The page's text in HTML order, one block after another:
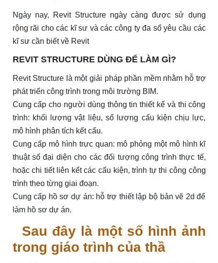
Ngày nay, Revit Structure ngày càng được sử dụng
rộng rãi cho các kĩ sư và các công ty đa số yêu cầu các
kĩ sư cần biết về Revit
REVIT STRUCTURE DÙNG ĐỂ LÀM GÌ?
Revit Structure là một giải pháp phần mềm nhằm hỗ trợ
phát triển công trình trong môi trường BIM.
Cung cấp cho người dùng thông tin thiết kế và thi công
trình: khối lượng vật liệu, số lượng cấu kiện chịu lực,
mô hình phân tích kết cấu.
Cung cấp mô hình trực quan: mô phỏng một mô hình kĩ
thuật số đại diện cho các đối tượng công trình thực tế,
hoặc chi tiết liên kết các cấu kiện, trình tự thi công công
trình theo từng giai đoạn.
Cung cấp hồ sơ dự án: hỗ trợ thiết lập bộ bản vẽ 2d để
làm hồ sơ dự án.
Sau đây là một số hình ảnh
trong giáo trình của thầ